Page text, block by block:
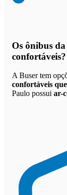
Os ônibus
confortáveis?
A Buser tem
confortáveis
Paulo possui ar-